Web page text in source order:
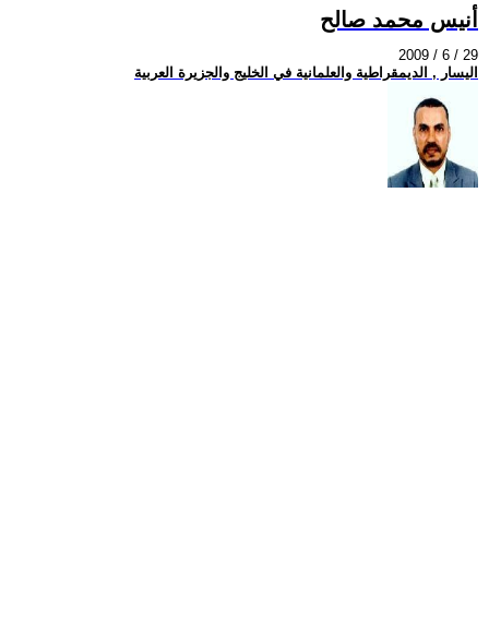
أنيس محمد صالح
2009 / 6 / 29
اليسار , الديمقراطية والعلمانية في الخليج والجزيرة العربية